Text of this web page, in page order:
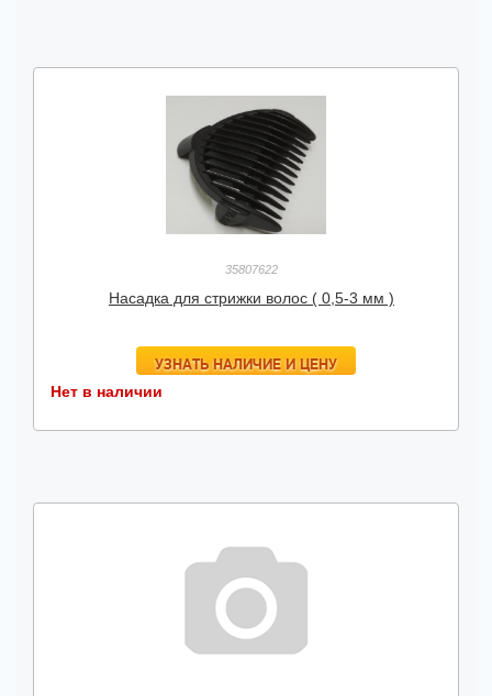
35807622
Насадка для стрижки волос ( 0,5-3 мм )
УЗНАТЬ НАЛИЧИЕ И ЦЕНУ
Нет в наличии